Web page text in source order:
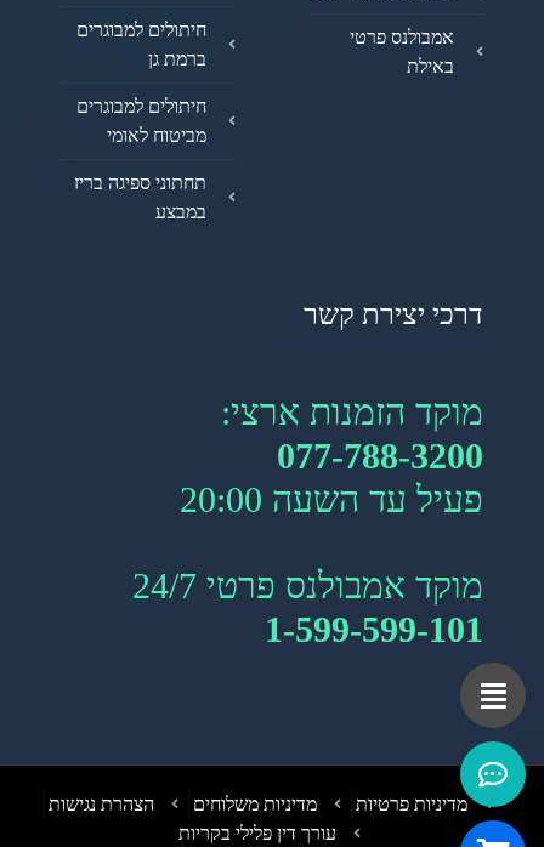
אמבולנס פרטי
באילת
חיתולים למבוגרים
ברמת גן
חיתולים למבוגרים
מביטוח לאומי
תחתוני ספיגה בריז
במבצע
דרכי יצירת קשר
מוקד הזמנות ארצי:
077-788-3200
פעיל עד השעה 20:00
מוקד אמבולנס פרטי 24/7
1-599-599-101
מדיניות פרטיות מדיניות משלוחים
הצהרת נגישות
עורך דין פלילי בקריות